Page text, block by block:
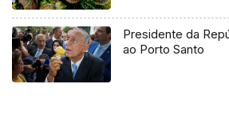
Presidente da
ao Porto Santo